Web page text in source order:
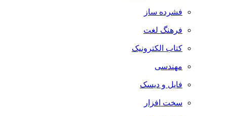
فشرده ساز
فرهنگ لغت
کتاب الکترونیک
مهندسی
فایل و دیسک
سخت افزار